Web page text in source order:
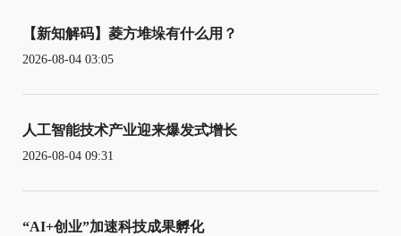
【新知解码】菱方堆垛有什么用？
2026-08-04 03:05
人工智能技术产业迎来爆发式增长
2026-08-04 09:31
“AI+创业”加速科技成果孵化